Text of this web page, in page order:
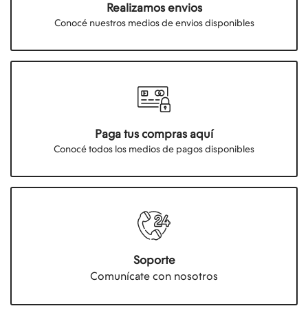
Realizamos envios
Conocé nuestros medios de envios disponibles
Paga tus compras aquí
Conocé todos los medios de pagos disponibles
Soporte
Comunícate con nosotros